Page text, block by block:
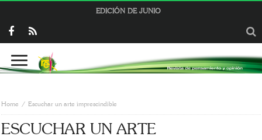
EDICIÓN DE JUNIO
Home Escuchar un arte imprescindible
ESCUCHAR UN ARTE